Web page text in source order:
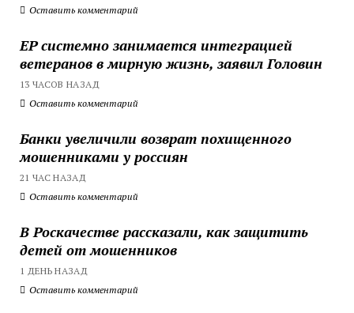
Оставить комментарий
ЕР системно занимается интеграцией
ветеранов в мирную жизнь, заявил Головин
13 ЧАСОВ НАЗАД
Оставить комментарий
Банки увеличили возврат похищенного
мошенниками у россиян
21 ЧАС НАЗАД
Оставить комментарий
В Роскачестве рассказали, как защитить
детей от мошенников
1 ДЕНЬ НАЗАД
Оставить комментарий